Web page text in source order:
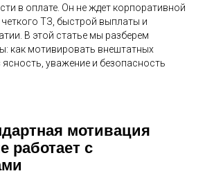
в оплате. Он не ждет корпоративной
ТЗ, быстрой выплаты и
В этой статье мы разберем
как мотивировать внештатных
ясность, уважение и безопасность
мотивация
работает с